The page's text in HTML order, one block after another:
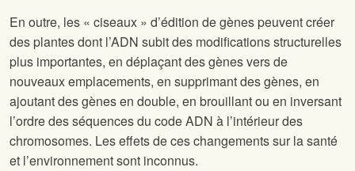
En outre, les « ciseaux » d’édition de gènes peuvent créer
des plantes dont l’ADN subit des modifications structurelles
plus importantes, en déplaçant des gènes vers de
nouveaux emplacements, en supprimant des gènes, en
ajoutant des gènes en double, en brouillant ou en inversant
l’ordre des séquences du code ADN à l’intérieur des
chromosomes. Les effets de ces changements sur la santé
et l’environnement sont inconnus.